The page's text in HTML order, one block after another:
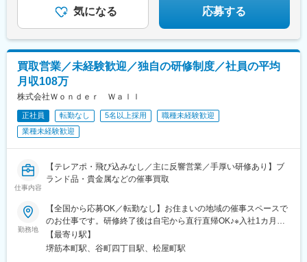
気になる 応募する
買取営業／未経験歓迎／独自の研修制度／社員の平均
月収108万
株式会社Ｗｏｎｄｅｒ Ｗａｌｌ
正社員 転勤なし 5名以上採用
職種未経験歓迎
業種未経験歓迎
仕事内容
【テレアポ・飛び込みなし／主に反響営業／手厚い研修あり】ブ
ランド品・貴金属などの催事買取
勤務地
【全国から応募OK／転勤なし】お住まいの地域の催事スペースで
のお仕事です。研修終了後は自宅から直行直帰OK♪※入社1カ月目
～最長3カ月目までは大阪本社で研修を受けていただきます。その
間のお住まいなどは会社でご用意しますのでご安心ください（自
【最寄り駅】
堺筋本町駅、谷町四丁目駅、松屋町駅